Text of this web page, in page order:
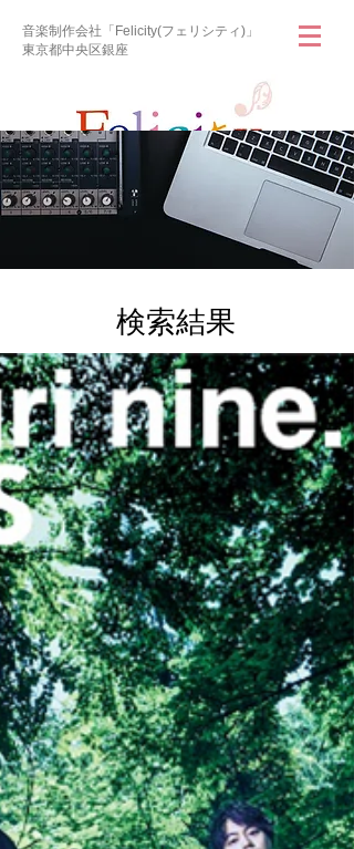
音楽制作会社「Felicity(フェリシティ)」
東京都中央区銀座
​検索結果